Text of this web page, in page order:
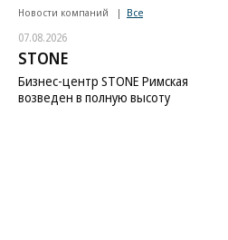
Новости компаний Все
07.08.2026
STONE
Бизнес-центр STONE Римская
возведен в полную высоту